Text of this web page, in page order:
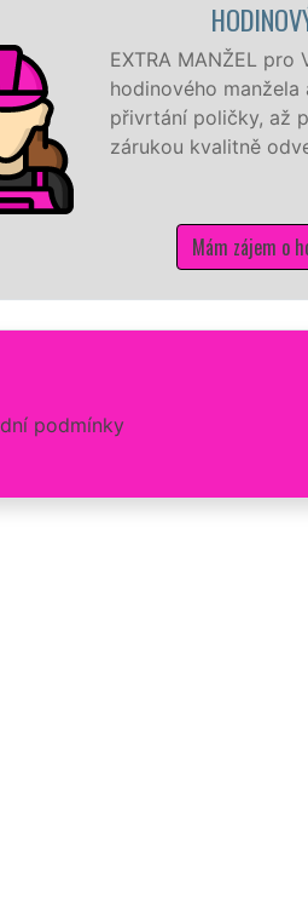
EXTRA MANŽEL
hodinového
přivrtání poličky, až
zárukou kvalitně
Mám zájem o
podmínky